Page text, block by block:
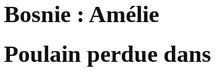
Bosnie : Amélie
Poulain perdue dans